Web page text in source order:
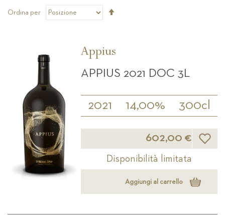
Ordina per
Appius
APPIUS 2021 DOC 3L
2021 14,00% 300cl
602,00 € Lista
Disponibilità limitata
Aggiungi al carrello